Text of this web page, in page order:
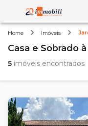
Home Imóveis
Casa e Sobrado
5 imóveis encontrados